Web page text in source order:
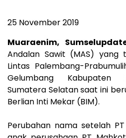
25 November 2019
Muaraenim,
Andalan Sawit (MAS)
Lintas Palembang-
Gelumbang Kabupaten
Sumatera Selatan saat ini
Berlian Inti Mekar (BIM).
Perubahan nama setelah